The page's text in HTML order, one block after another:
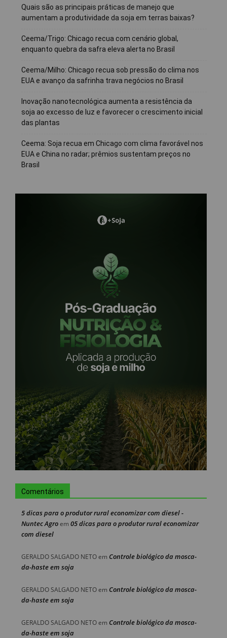
Quais são as principais práticas de manejo que
aumentam a produtividade da soja em terras baixas?
Ceema/Trigo: Chicago recua com cenário global,
enquanto quebra da safra eleva alerta no Brasil
Ceema/Milho: Chicago recua sob pressão do clima nos
EUA e avanço da safrinha trava negócios no Brasil
Inovação nanotecnológica aumenta a resistência da
soja ao excesso de luz e favorecer o crescimento inicial
das plantas
Ceema: Soja recua em Chicago com clima favorável nos
EUA e China no radar; prêmios sustentam preços no
Brasil
Comentários
5 dicas para o produtor rural economizar com diesel -
Nuntec Agroem 05 dicas para o produtor rural economizar
com diesel
GERALDO SALGADO NETOem Controle biológico da mosca-
da-haste em soja
GERALDO SALGADO NETOem Controle biológico da mosca-
da-haste em soja
GERALDO SALGADO NETOem Controle biológico da mosca-
da-haste em soja